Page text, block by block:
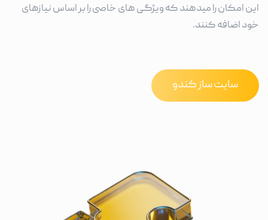
این امکان را میدهند که ویژگی های خاصی را بر اساس نیازهای
خود اضافه کنند.
سایت ساز کندو